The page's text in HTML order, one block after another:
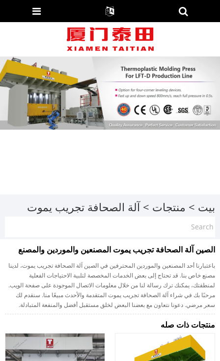
بيت > منتجات > آلة الصحافة تجريب يموت
الصين آلة الصحافة تجريب يموت المصنعين والموردين والمصنع
باعتبارنا أحد المصنعين والموردين المحترفين في الصين آلة الصحافة تجريب يموت، لدينا
مصنع خاص بنا. قد تحتاج إلى بعض الخدمات المخصصة لتلبية الاحتياجات الفعلية
لمنطقتك، يمكنك ترك رسالة لنا من خلال معلومات الاتصال الموجودة على صفحة الويب.
مرحبًا بك في شراء آلة الصحافة تجريب يموت المتقدمة والأحدث مبيعًا منا. سنقدم لك
سعر مرضي. دعونا نتعاون مع بعضنا البعض لخلق مستقبل أفضل والمنفعة المتبادلة.
منتجات ذات صله